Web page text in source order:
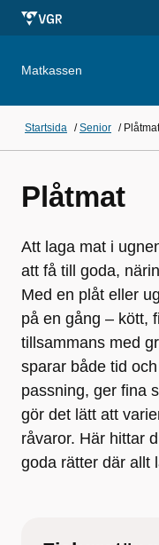
Matkassen
Startsida /Senior / Plåtmat
Plåtmat
Att laga mat i
att få till goda,
Med en plåt eller
på en gång – kött,
tillsammans med
sparar både tid
passning, ger fina
gör det lätt att
råvaror. Här hittar
goda rätter där allt